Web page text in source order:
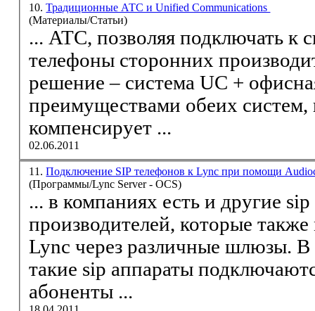
10.Традиционные АТС и Unified Communications
(Материалы/Статьи)
... АТС, позволяя подключать к
телефоны сторонних производителей.
решение – система UC +
преимуществами обеих систем,
компенсирует ...
02.06.2011
11.Подключение SIP телефонов к Lync при помощи
(Программы/Lync Server - OCS)
... в компаниях есть и другие sip
производителей, которые
Lync через различные шлюзы. В большинстве случаев,
такие sip аппараты подключаются как
абоненты ...